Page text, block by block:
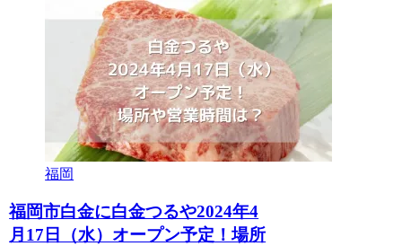
福岡
福岡市白金に白金つるや2024年4
月17日（水）オープン予定！場所